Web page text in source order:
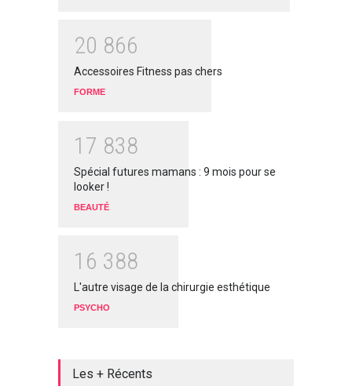
20 866
Accessoires Fitness pas chers
FORME
1 7 838
Spécial futures mamans : 9 mois pour se
looker !
BEAUTÉ
1 6 388
L'autre visage de la chirurgie esthétique
PSYCHO
Les + Récents